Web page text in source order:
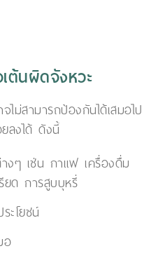
ต้นผิดจังหวะ
ไม่สามารถป้องกันได้เสมอไป
ลงได้ ดังนี้
งๆ เช่น กาแฟ เครื่องดื่ม
ยด การสูบบุหรี่
ะโยชน์
อ